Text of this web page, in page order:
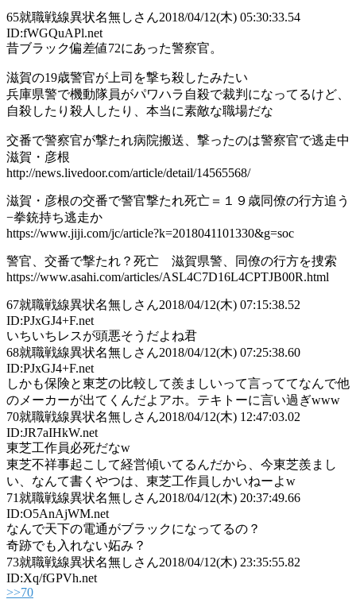
65就職戦線異状名無しさん2018/04/12(木) 05:30:33.54
ID:fWGQuAPl.net
昔ブラック偏差値72にあった警察官。
滋賀の19歳警官が上司を撃ち殺したみたい
兵庫県警で機動隊員がパワハラ自殺で裁判になってるけど、
自殺したり殺人したり、本当に素敵な職場だな
交番で警察官が撃たれ病院搬送、撃ったのは警察官で逃走中
滋賀・彦根
http://news.livedoor.com/article/detail/14565568/
滋賀・彦根の交番で警官撃たれ死亡＝１９歳同僚の行方追う
−拳銃持ち逃走か
https://www.jiji.com/jc/article?k=2018041101330&g=soc
警官、交番で撃たれ？死亡 滋賀県警、同僚の行方を捜索
https://www.asahi.com/articles/ASL4C7D16L4CPTJB00R.html
67就職戦線異状名無しさん2018/04/12(木) 07:15:38.52
ID:PJxGJ4+F.net
いちいちレスが頭悪そうだよね君
68就職戦線異状名無しさん2018/04/12(木) 07:25:38.60
ID:PJxGJ4+F.net
しかも保険と東芝の比較して羨ましいって言っててなんで他
のメーカーが出てくんだよアホ。テキトーに言い過ぎwww
70就職戦線異状名無しさん2018/04/12(木) 12:47:03.02
ID:JR7aIHkW.net
東芝工作員必死だなw
東芝不祥事起こして経営傾いてるんだから、今東芝羨まし
い、なんて書くやつは、東芝工作員しかいねーよw
71 就職戦線異状名無しさん2018/04/12(木) 20:37:49.66
ID:O5AnAjWM.net
なんで天下の電通がブラックになってるの？
奇跡でも入れない妬み？
73就職戦線異状名無しさん2018/04/12(木) 23:35:55.82
ID:Xq/fGPVh.net
>>70